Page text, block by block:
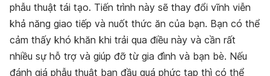
phẫu thuật tái tạo. Tiến trình này sẽ thay đổi vĩnh viễn
khả năng giao tiếp và nuốt thức ăn của bạn. Bạn có thể
cảm thấy khó khăn khi trải qua điều này và cần rất
nhiều sự hỗ trợ và giúp đỡ từ gia đình và bạn bè. Nếu
đánh giá phẫu thuật ban đầu quá phức tạp thì có thể